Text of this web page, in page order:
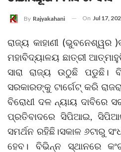
By Rajyakahani On Jul 17,
ରାଜ୍ୟ କାହାଣୀ
ମହାବିଦ୍ୟାଳୟ ଛାତ୍ରୀ
ସାରା ରାଜ୍ୟ ଉଠୁଛି ପଡୁଛି।
ସରକାରଙ୍କୁ ଟାର୍ଗେଟ୍ କରି
ବିରୋଧୀ ଦଳ ନ୍ୟାୟ ଦାବିରେ
ପ୍ରତିବାଦରେ ସିପିଆଇ,
ସମର୍ଥନ ରହିଛି।ସକାଳ ୬ଟାରୁ
ହେବ। ବିଭିନ୍ନ ସ୍ଥାନରେ